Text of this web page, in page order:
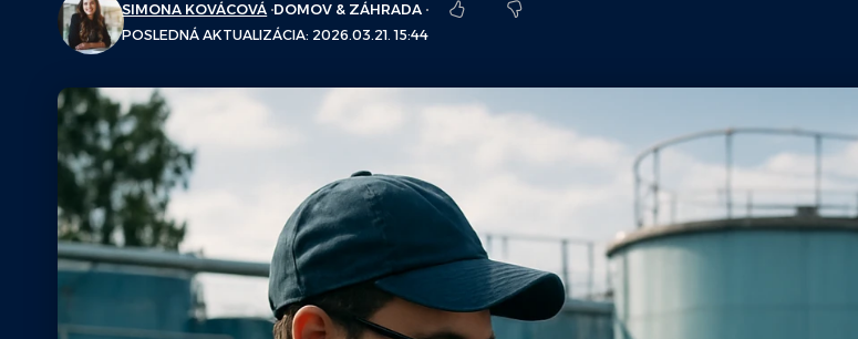
POSLEDNÁ AKTUALIZÁCIA: 2026.03.21. 15:44
SIMONA KOVÁCOVÁ DOMOV & ZÁHRADA